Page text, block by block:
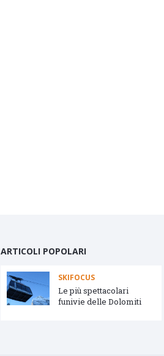
ARTICOLI POPOLARI
SKIFOCUS
Le più spettacolari
funivie delle Dolomiti